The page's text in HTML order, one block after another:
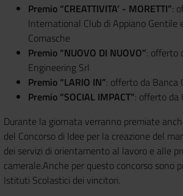
Premio “CREATTIVITA’ - MORETTI”:
International Club di Appiano Gentile
Comasche
Premio “NUOVO DI NUOVO”: offerto
Engineering Srl
Premio “LARIO IN”: offerto da Banca
Premio “SOCIAL IMPACT”: offerto da
Durante la giornata verranno premiate
del Concorso di Idee per la creazione del
dei servizi di orientamento al lavoro e alle
camerale.Anche per questo concorso sono
Istituti Scolastici dei vincitori.